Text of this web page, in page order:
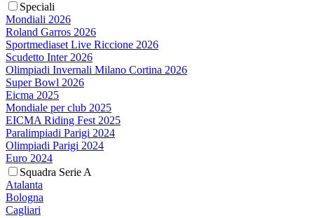
Speciali
Mondiali 2026
Roland Garros 2026
Sportmediaset Live Riccione 2026
Scudetto Inter 2026
Olimpiadi Invernali Milano Cortina 2026
Super Bowl 2026
Eicma 2025
Mondiale per club 2025
EICMA Riding Fest 2025
Paralimpiadi Parigi 2024
Olimpiadi Parigi 2024
Euro 2024
Squadra Serie A
Atalanta
Bologna
Cagliari